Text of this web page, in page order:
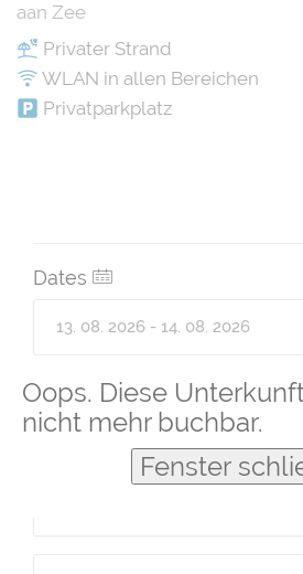
Oops. Diese
nicht mehr buchbar.
Fenster
aan Zee
Privater Strand
WLAN in allen Bereichen
Privatparkplatz
Dates
Guests